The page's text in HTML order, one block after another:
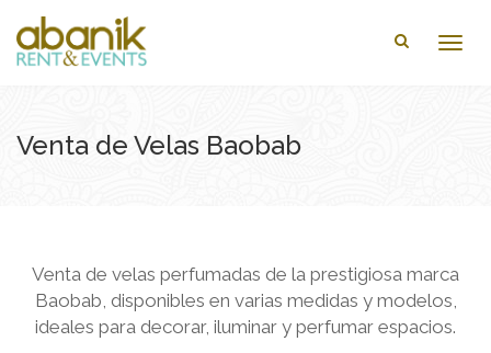
Venta de Velas Baobab
Venta de velas perfumadas de la prestigiosa marca
Baobab, disponibles en varias medidas y modelos,
ideales para decorar, iluminar y perfumar espacios.